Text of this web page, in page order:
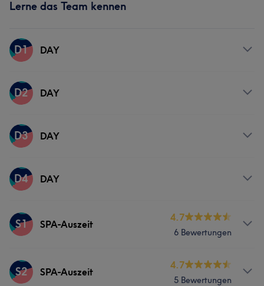
Lerne das Team kennen
D1 DAY
Services
D2 DAY
Services
D3 DAY
Services
D4 DAY
Services
S1 SPA-Auszeit
4.7
6 Bewertungen
Services
S2 SPA-Auszeit
4.7
5 Bewertungen